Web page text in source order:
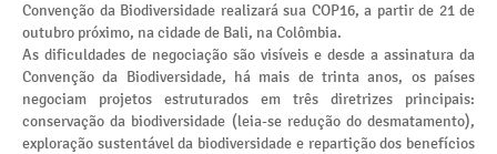
Convenção da Biodiversidade realizará sua COP16, a partir de 21 de
outubro próximo, na cidade de Bali, na Colômbia.
As dificuldades de negociação são visíveis e desde a assinatura da
Convenção da Biodiversidade, há mais de trinta anos, os países
negociam projetos estruturados em três diretrizes principais:
conservação da biodiversidade (leia-se redução do desmatamento),
exploração sustentável da biodiversidade e repartição dos benefícios